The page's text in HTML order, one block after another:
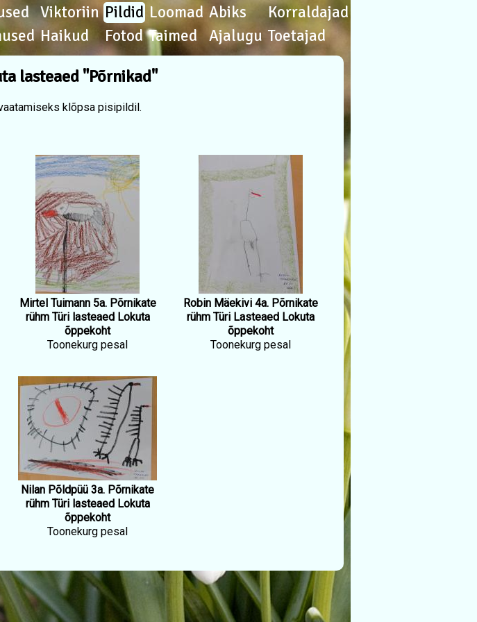
Viktoriin Pildid Loomad Abiks
Korraldajad
Haikud Fotod Taimed Ajalugu Toetajad
lasteaed "Põrnikad"
klõpsa pisipildil.
Mirtel Tuimann 5a. Põrnikate
rühm Türi lasteaed Lokuta
õppekoht
Toonekurg pesal
Robin Mäekivi 4a. Põrnikate
rühm Türi Lasteaed Lokuta
õppekoht
Toonekurg pesal
Nilan Põldpüü 3a. Põrnikate
rühm Türi lasteaed Lokuta
õppekoht
Toonekurg pesal